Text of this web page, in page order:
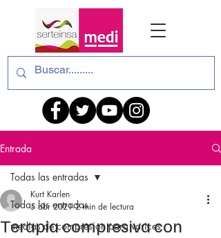
Entrada
Todas las entradas
medias de compresion para varices
Todas las entradas
Terapia compresiva con
Kurt Karlen
5 abr 2021 2 min de lectura